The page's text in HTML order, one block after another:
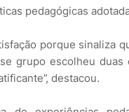
pedagógicas
porque sinaliza
grupo escolheu
destacou.